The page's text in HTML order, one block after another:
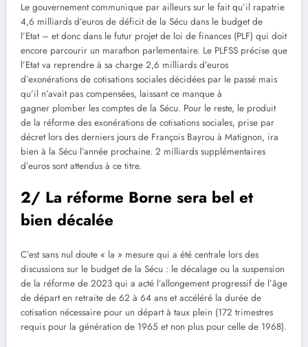
Le gouvernement communique par ailleurs sur le fait qu’il rapatrie
4,6 milliards d’euros de déficit de la Sécu dans le budget de
l’Etat – et donc dans le futur projet de loi de finances (PLF) qui doit
encore parcourir un marathon parlementaire. Le PLFSS précise que
l’Etat va reprendre à sa charge 2,6 milliards d’euros
d’exonérations de cotisations sociales décidées par le passé mais
qu’il n’avait pas compensées, laissant ce manque à
gagner plomber les comptes de la Sécu. Pour le reste, le produit
de la réforme des exonérations de cotisations sociales, prise par
décret lors des derniers jours de François Bayrou à Matignon, ira
bien à la Sécu l’année prochaine. 2 milliards supplémentaires
d’euros sont attendus à ce titre.
2/ La réforme Borne sera bel et
bien décalée
C’est sans nul doute « la » mesure qui a été centrale lors des
discussions sur le budget de la Sécu : le décalage ou la suspension
de la réforme de 2023 qui a acté l’allongement progressif de l’âge
de départ en retraite de 62 à 64 ans et accéléré la durée de
cotisation nécessaire pour un départ à taux plein (172 trimestres
requis pour la génération de 1965 et non plus pour celle de 1968).